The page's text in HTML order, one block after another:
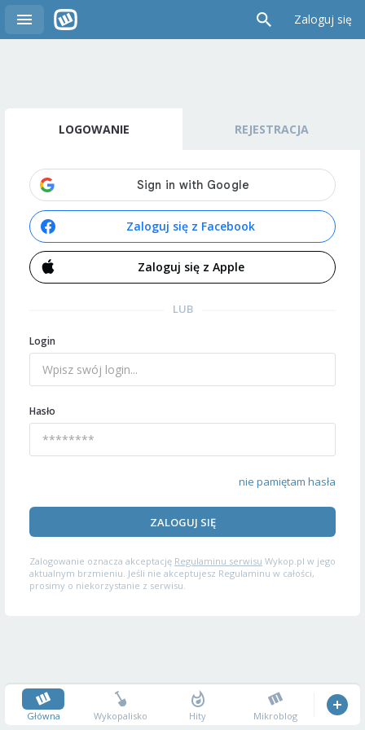
Zaloguj się
LOGOWANIE REJESTRACJA
Zaloguj się z Facebook
Zaloguj się z Apple
LUB
Login
Hasło
nie pamiętam hasła
ZALOGUJ SIĘ
Zalogowanie oznacza akceptację Regulaminu serwisu Wykop.pl w jego
aktualnym brzmieniu. Jeśli nie akceptujesz Regulaminu w całości,
prosimy o niekorzystanie z serwisu.
Główna Wykopalisko Hity Mikroblog